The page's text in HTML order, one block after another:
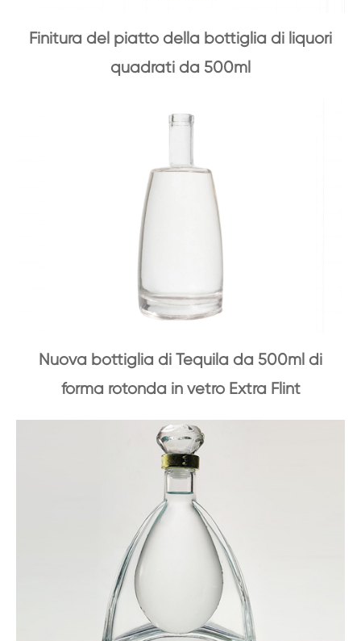
Finitura del piatto della bottiglia di liquori
quadrati da 500ml
Nuova bottiglia di Tequila da 500ml di
forma rotonda in vetro Extra Flint